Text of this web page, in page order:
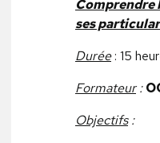
Comprendre
ses
Durée: 15
Formateur:
Objectifs: